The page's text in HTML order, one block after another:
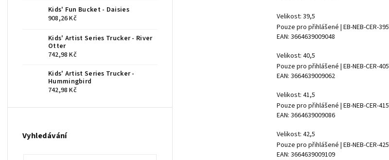
Kids' Fun Bucket - Daisies
908,26 Kč
Kids' Artist Series Trucker - River
Otter
742,98 Kč
Kids' Artist Series Trucker -
Hummingbird
742,98 Kč
Vyhledávání
Velikost: 39,5
Pouze pro přihlášené | EB-NEB-CER-395
EAN: 3664639009048
Velikost: 40,5
Pouze pro přihlášené | EB-NEB-CER-405
EAN: 3664639009062
Velikost: 41,5
Pouze pro přihlášené | EB-NEB-CER-415
EAN: 3664639009086
Velikost: 42,5
Pouze pro přihlášené | EB-NEB-CER-425
EAN: 3664639009109